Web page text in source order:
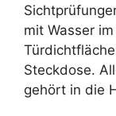
mit Wasser
Steckdose.
gehört in die